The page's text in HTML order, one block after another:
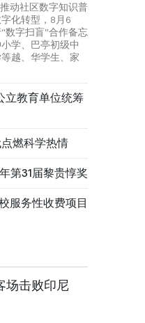
动社区数字知识普
化转型，8月6
数字扫盲”合作备忘
学、巴亭初级中
越、华学生、家
立教育单位统筹
燃科学热情
第31届黎贵惇奖
服务性收费项目
场击败印尼